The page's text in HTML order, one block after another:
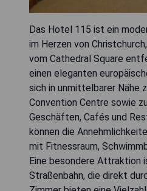
Das Hotel 115 ist ein
im Herzen von
vom Cathedral Square
einen eleganten
sich in unmittelbarer Nähe
Convention Centre sowie
Geschäften, Cafés und
können die
mit Fitnessraum,
Eine besondere Attraktion
Straßenbahn, die direkt